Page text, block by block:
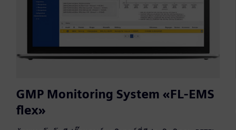
GMP Monitoring System «FL-EMS
flex»